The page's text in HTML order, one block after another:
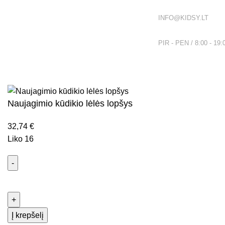
INFO@KIDSY.LT
PIR - PEN / 8:00 -
Naujagimio kūdikio lėlės lopšys
32,74 €
Liko 16
Į krepšelį